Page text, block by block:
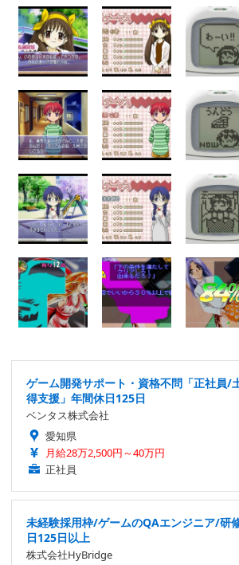
ゲーム開発サポート・資格不問「正社員/
得支援」年間休日125日
ベンタス株式会社
愛知県
月給28万2,500円～40万円
正社員
未経験採用枠/ゲームのQAエンジニア/研
日125日以上
株式会社HyBridge